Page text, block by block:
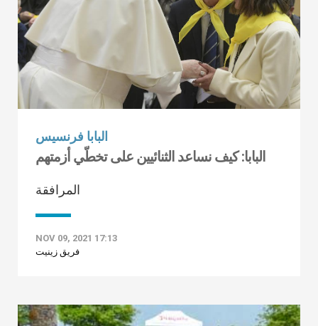
البابا فرنسيس
البابا: كيف نساعد الثنائيين على تخطّي أزمتهم
المرافقة
NOV 09, 2021 17:13
فريق زينيت